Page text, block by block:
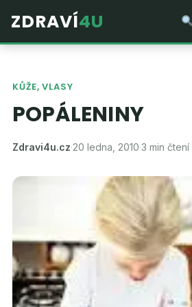
ZDRAVÍ4U
KŮŽE, VLASY
POPÁLENINY
Zdravi4u.cz·20 ledna, 2010·3 min čtení